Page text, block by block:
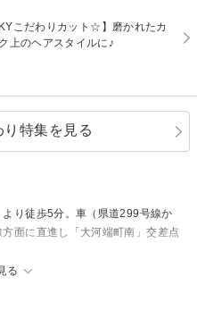
こだわりカット☆】磨かれたカ
上のヘアスタイルに♪
特集を見る
る
より徒歩5分。車（県道299号線か
面に直進し「大河端町南」交差点